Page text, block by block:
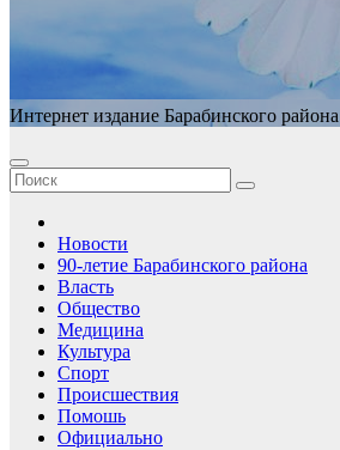
Интернет издание Барабинского района
Новости
90-летие Барабинского района
Власть
Общество
Медицина
Культура
Спорт
Происшествия
Помошь
Официально